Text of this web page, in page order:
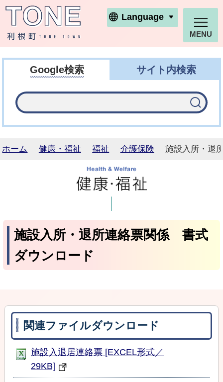
利根町ホームページ
Language
MENU
Google検索 サイト内検索
ホーム 健康・福祉 福祉 介護保険 施設入所・退
施設入所・退所連絡票関係 書式
ダウンロード
関連ファイルダウンロード
施設入退居連絡票 [EXCEL形式／
29KB]